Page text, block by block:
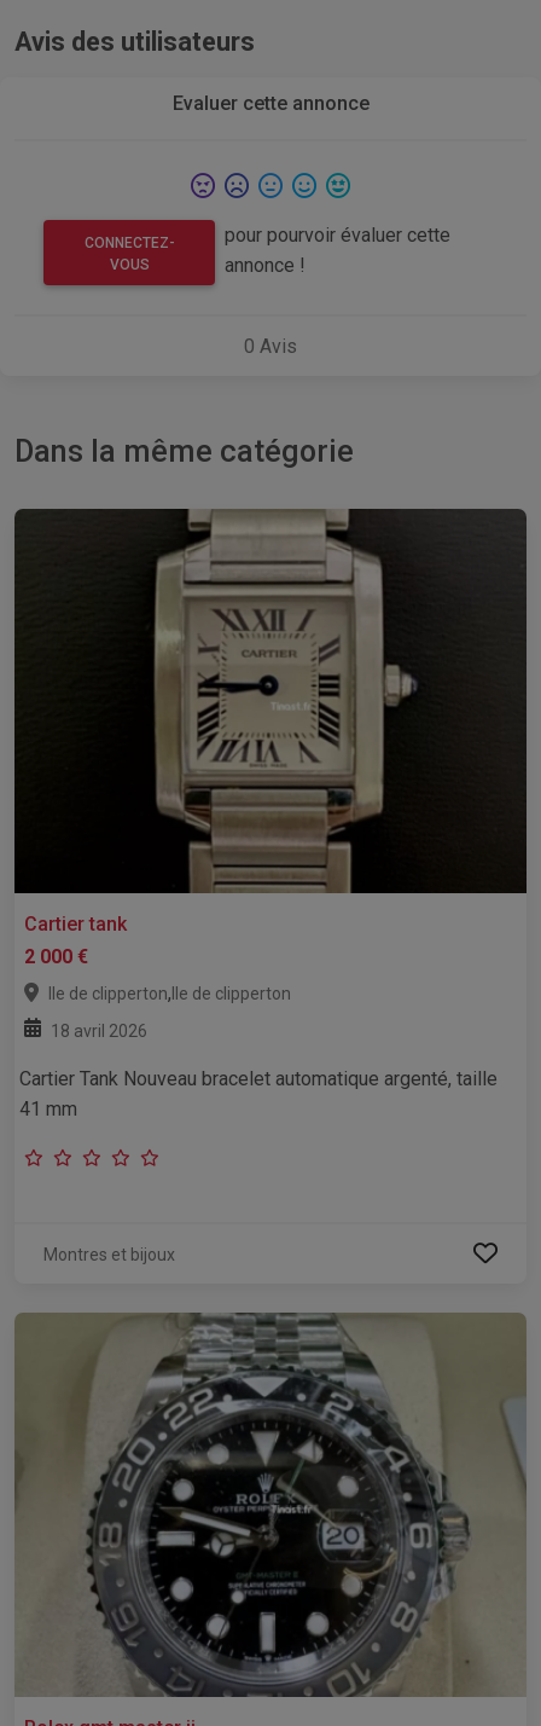
Avis des utilisateurs
Evaluer cette annonce
CONNECTEZ-
VOUS
pour pourvoir évaluer cette
annonce !
0 Avis
Dans la même catégorie
Cartier tank
2 000 €
Ile de clipperton, Ile de clipperton
18 avril 2026
Cartier Tank Nouveau bracelet automatique argenté, taille
41 mm
Montres et bijoux